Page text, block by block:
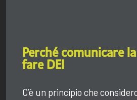
Perché comunicare
fare DEI
C’è un principio che